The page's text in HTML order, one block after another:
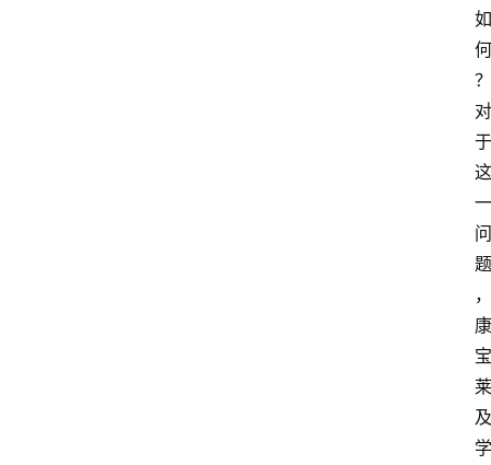
如
何
？
对
于
这
一
问
题
，
康
宝
莱
及
学